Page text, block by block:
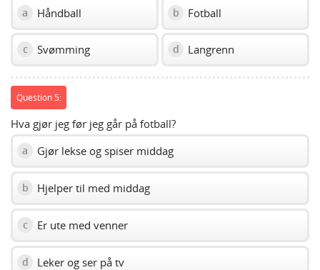
a Håndball b Fotball
c Svømming d Langrenn
Question 5:
Hva gjør jeg før jeg går på fotball?
a Gjør lekse og spiser middag
b Hjelper til med middag
c Er ute med venner
d Leker og ser på tv